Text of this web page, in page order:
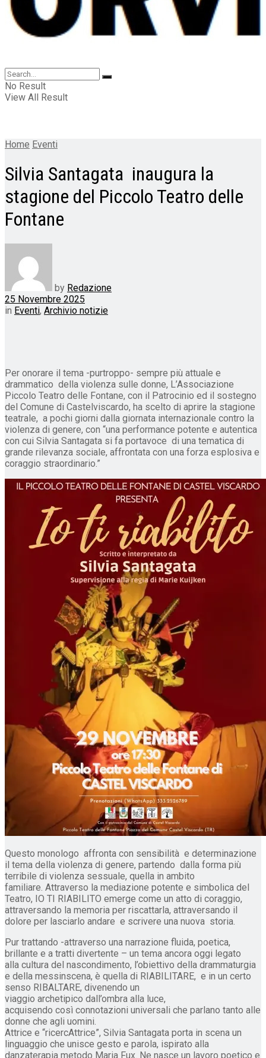
No Result
View All Result
Home Eventi
Silvia Santagata inaugura la
stagione del Piccolo Teatro delle
Fontane
by Redazione
25 Novembre 2025
in Eventi, Archivio notizie
Per onorare il tema -purtroppo- sempre più attuale e
drammatico della violenza sulle donne, L’Associazione
Piccolo Teatro delle Fontane, con il Patrocinio ed il sostegno
del Comune di Castelviscardo, ha scelto di aprire la stagione
teatrale, a pochi giorni dalla giornata internazionale contro la
violenza di genere, con “una performance potente e autentica
con cui Silvia Santagata si fa portavoce di una tematica di
grande rilevanza sociale, affrontata con una forza esplosiva e
coraggio straordinario.”
Questo monologo affronta con sensibilità e determinazione
il tema della violenza di genere, partendo dalla forma più
terribile di violenza sessuale, quella in ambito
familiare. Attraverso la mediazione potente e simbolica del
Teatro, IO TI RIABILITO emerge come un atto di coraggio,
attraversando la memoria per riscattarla, attraversando il
dolore per lasciarlo andare e scrivere una nuova storia.
Pur trattando -attraverso una narrazione fluida, poetica,
brillante e a tratti divertente – un tema ancora oggi legato
alla cultura del nascondimento, l’obiettivo della drammaturgia
e della messinscena, è quella di RIABILITARE, e in un certo
senso RIBALTARE, divenendo un
viaggio archetipico dall’ombra alla luce,
acquisendo così connotazioni universali che parlano tanto alle
donne che agli uomini.
Attrice e “ricercAttrice”, Silvia Santagata porta in scena un
linguaggio che unisce gesto e parola, ispirato alla
danzaterapia metodo Maria Fux. Ne nasce un lavoro poetico e